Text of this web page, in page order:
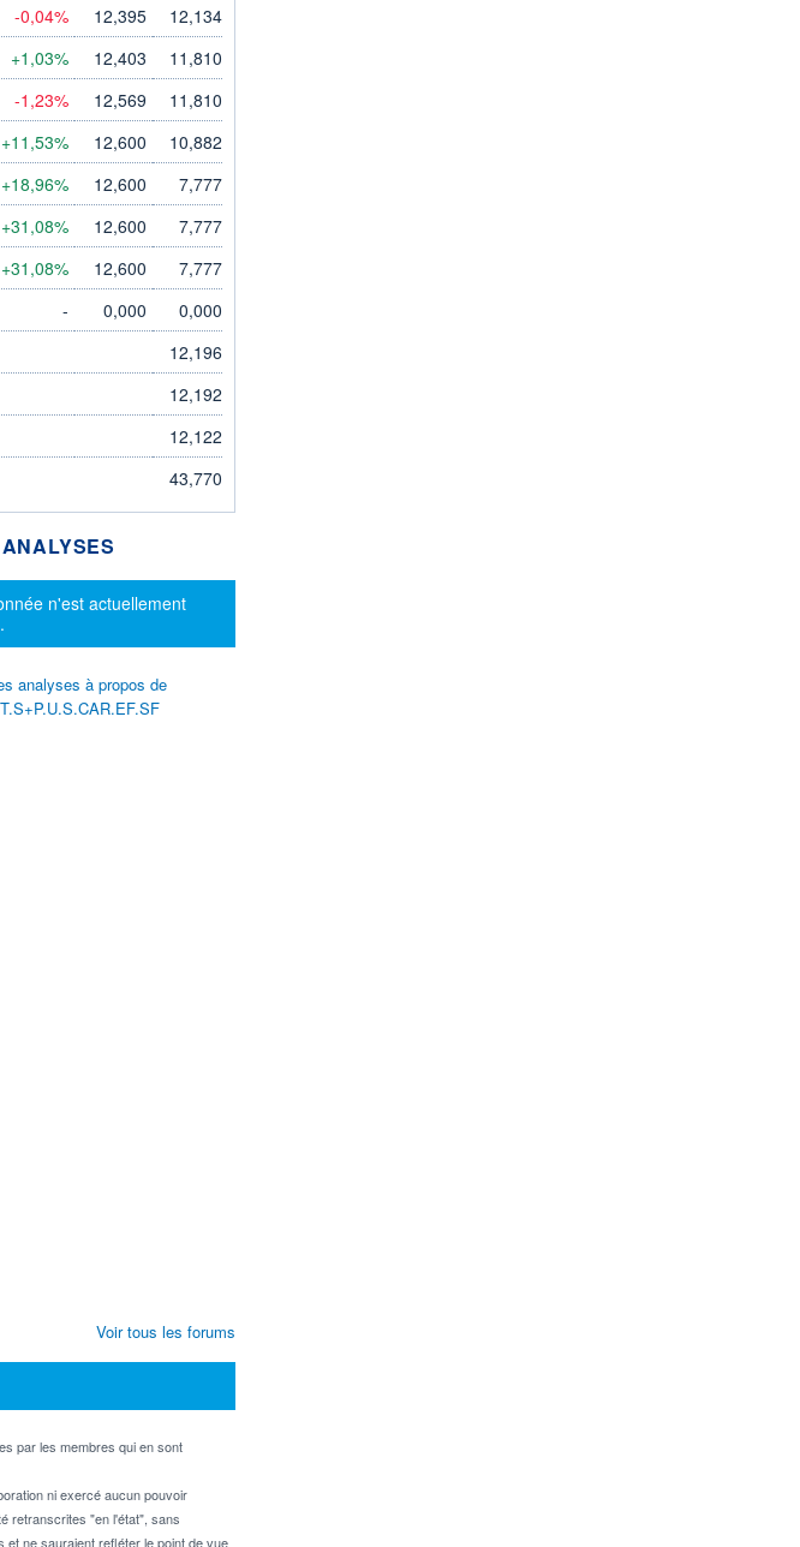
-0,04% 12,395
12,134
+1,03% 12,403
11,810
-1,23% 12,569
11,810
+11,53% 12,600
10,882
+18,96% 12,600
7,777
+31,08% 12,600
7,777
+31,08% 12,600
7,777
- 0,000
0,000
12,196
12,192
12,122
43,770
n'est actuellement
analyses à propos de
par les membres qui en sont
ni exercé aucun pouvoir
retranscrites "en l'état", sans
ne sauraient refléter le point de vue
Voir tous les forums